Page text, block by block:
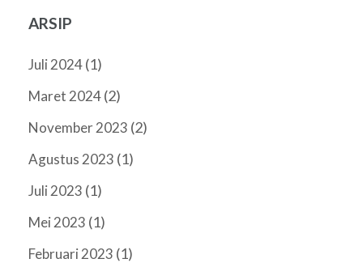
ARSIP
Juli 2024(1)
Maret 2024(2)
November 2023 (2)
Agustus 2023 (1)
Juli 2023 (1)
Mei 2023 (1)
Februari 2023 (1)